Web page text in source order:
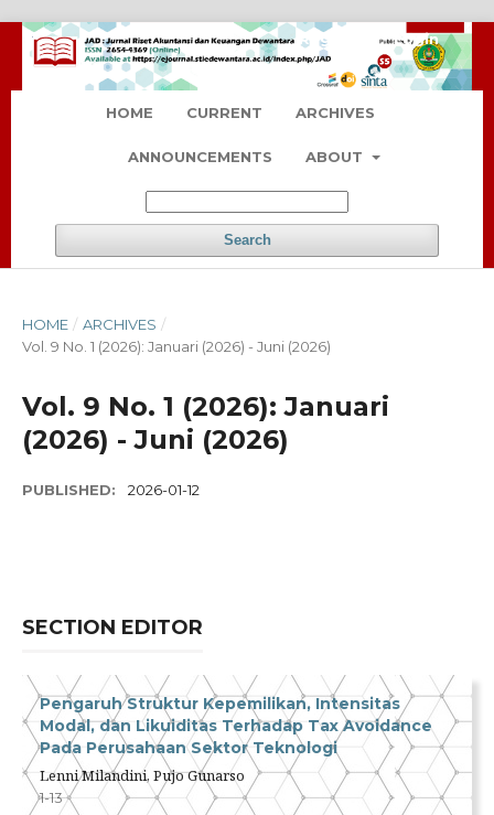
HOME CURRENT ARCHIVES
ANNOUNCEMENTS ABOUT
Search
Register Login
HOME / ARCHIVES /
Vol. 9 No. 1 (2026): Januari (2026) - Juni (2026)
Vol. 9 No. 1 (2026): Januari
(2026) - Juni (2026)
PUBLISHED: 2026-01-12
SECTION EDITOR
Pengaruh Struktur Kepemilikan, Intensitas
Modal, dan Likuiditas Terhadap Tax Avoidance
Pada Perusahaan Sektor Teknologi
Lenni Milandini, Pujo Gunarso
1-13